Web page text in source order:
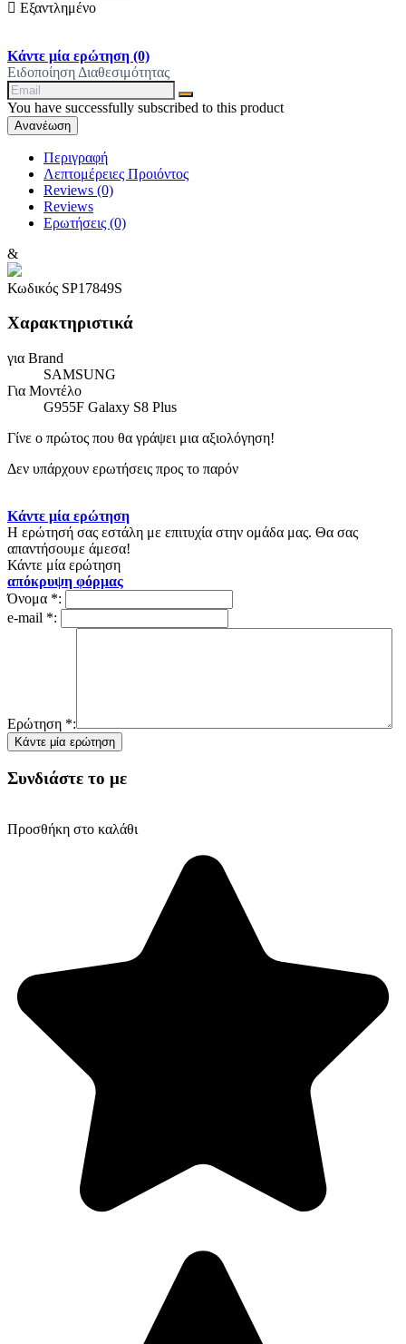
 Εξαντλημένο
Κάντε μία ερώτηση (0)
Ειδοποίηση Διαθεσιμότητας
You have successfully subscribed to this product
Περιγραφή
Λεπτομέρειες Προιόντος
Reviews (0)
Reviews
Ερωτήσεις (0)
&
Κωδικός SP17849S
Χαρακτηριστικά
για Brand
SAMSUNG
Για Μοντέλο
G955F Galaxy S8 Plus
Γίνε ο πρώτος που θα γράψει μια αξιολόγηση!
Δεν υπάρχουν ερωτήσεις προς το παρόν
Κάντε μία ερώτηση
Η ερώτησή σας εστάλη με επιτυχία στην ομάδα μας. Θα σας
απαντήσουμε άμεσα!
Κάντε μία ερώτηση
απόκρυψη φόρμας
Όνομα *:
e-mail *:
Ερώτηση *:
Συνδιάστε το με
Προσθήκη στο καλάθι